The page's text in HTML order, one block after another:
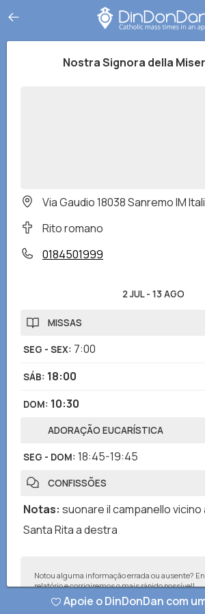
Nostra Signora della
Via Gaudio 18038 Sanremo IM
Rito romano
0184501999
2 JUL- 13 AGO
MISSAS
SEG - SEX: 7:00
SÁB: 18:00
DOM: 10:30
ADORAÇÃO EUCARÍSTICA
SEG - DOM: 18:45-19:45
CONFISSÕES
Notas: suonare il campanello vicino
Santa Rita a destra
Notou alguma informação errada ou ausente?
relatório e corrigiremos o mais rápido possível!
Apoie o DinDonDan com